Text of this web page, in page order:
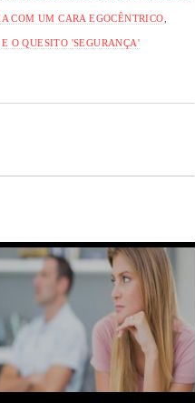
COM UM CARA EGOCÊNTRICO
O QUESITO 'SEGURANÇA'